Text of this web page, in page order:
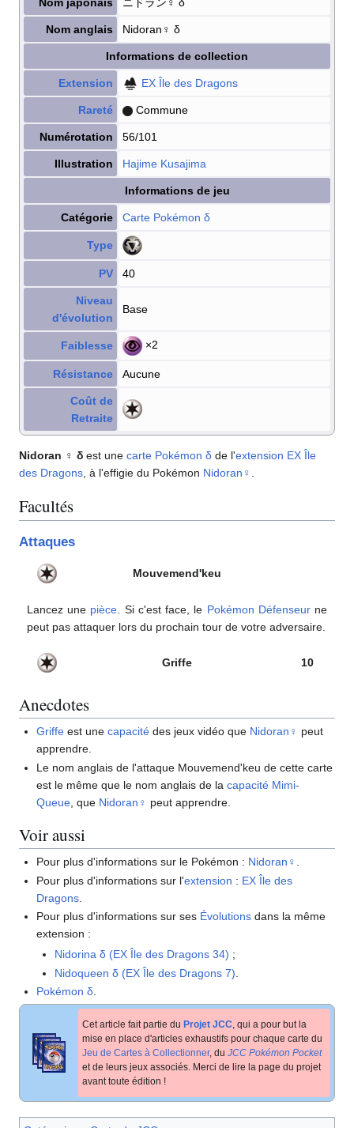
Nom anglais Nidoran♀ δ
Informations de collection
Extension EX Île des Dragons
Rareté Commune
Numérotation 56/101
Illustration Hajime Kusajima
Informations de jeu
Catégorie Carte Pokémon δ
Type
PV 40
Niveau
d'évolution
Base
Faiblesse ×2
Résistance Aucune
Coût de
Retraite
Nidoran ♀ δ est une carte Pokémon δ de l'extension EX Île
des Dragons , à l'effigie du Pokémon Nidoran♀
Facultés
Attaques
Mouvemend'keu
Lancez une pièce . Si c'est face, le Pokémon Défenseurne
peut pas attaquer lors du prochain tour de votre adversaire.
Griffe 10
Anecdotes
Griffe est unecapacité des jeux vidéo que Nidoran♀ peut
apprendre.
Le nom anglais de l'attaque Mouvemend'keu de cette carte
est le même que le nom anglais de lacapacité Mimi-
Queue , que Nidoran♀ peut apprendre.
Voir aussi
Pour plus d'informations sur le Pokémon : Nidoran♀ .
Pour plus d'informations sur l'extension : EX Île des
Dragons
Pour plus d'informations sur ses Évolutions dans la même
extension :
Nidorina δ (EX Île des Dragons 34) ;
Nidoqueen δ (EX Île des Dragons 7)
Pokémon δ
Cet article fait partie du Projet JCC, qui a pour but la
mise en place d'articles exhaustifs pour chaque carte du
Jeu de Cartes à Collectionner, du JCC Pokémon Pocket
et de leurs jeux associés. Merci de lire la page du projet
avant toute édition !